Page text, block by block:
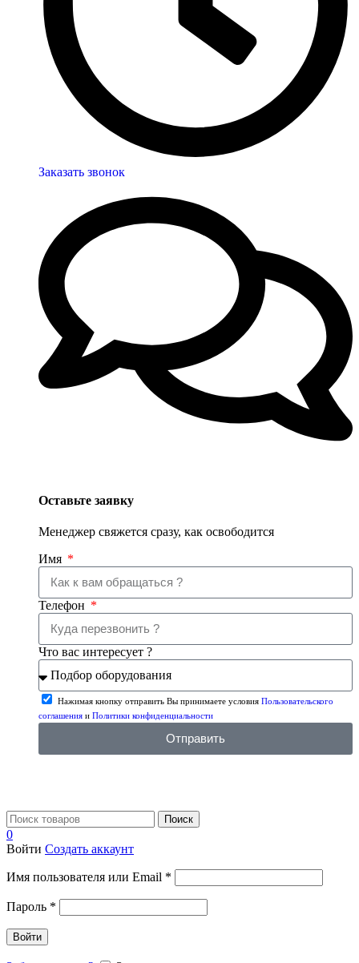
Заказать звонок
Оставьте заявку
Менеджер свяжется сразу, как освободится
Имя
Телефон
Что вас интересует ?
Нажимая кнопку отправить Вы принимаете условия Пользовательского
соглашения и Политики конфиденциальности
Отправить
Поиск
0
Войти Создать аккаунт
Имя пользователя или Email *
Пароль *
Войти